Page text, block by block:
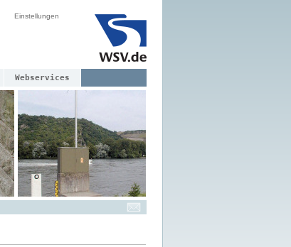
Einstellungen
Webservices